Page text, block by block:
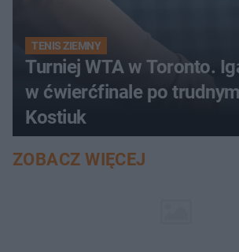
TENIS ZIEMNY
Turniej WTA w Toronto.
w ćwierćfinale po
Kostiuk
ZOBACZ WIĘCEJ